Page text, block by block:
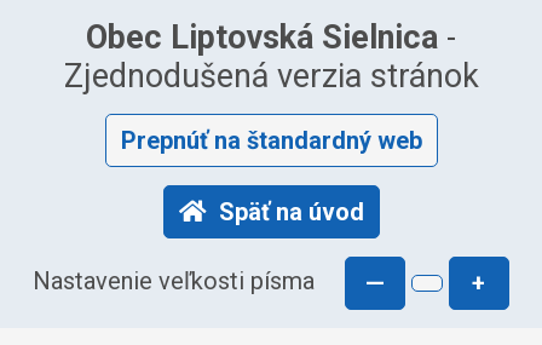
Obec Liptovská Sielnica -
Zjednodušená verzia stránok
Prepnúť na štandardný web
Späť na úvod
Nastavenie veľkosti písma — +